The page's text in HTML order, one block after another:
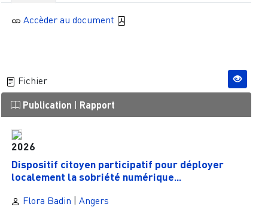
Accèder au document
Fichier
Publication Rapport
2026
Dispositif citoyen participatif pour déployer
localement la sobriété numérique...
Flora Badin | Angers